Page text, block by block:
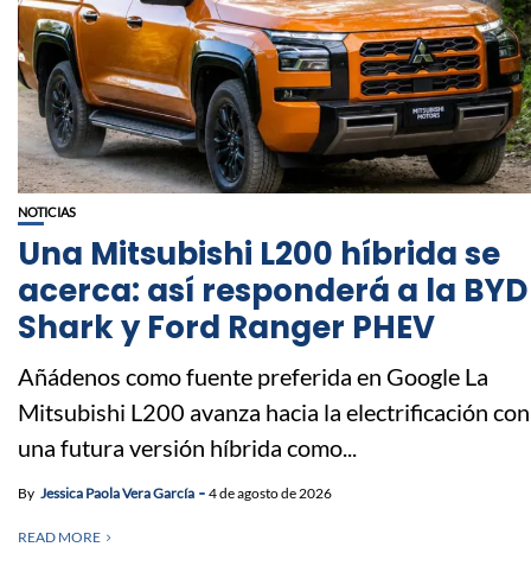
NOTICIAS
Una Mitsubishi L200 híbrida se
acerca: así responderá a la BYD
Shark y Ford Ranger PHEV
Añádenos como fuente preferida en Google La
Mitsubishi L200 avanza hacia la electrificación con
una futura versión híbrida como...
By Jessica Paola Vera García 4 de agosto de 2026
READ MORE